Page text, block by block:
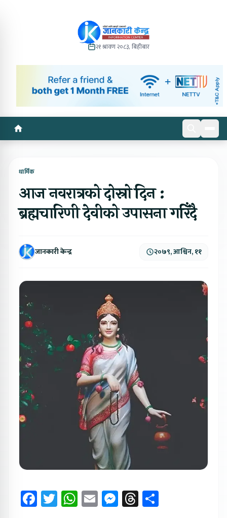
२१ श्रावण २०८३, बिहीबार
धार्मिक
आज नवरात्रको दोस्रो दिन :
ब्रह्मचारिणी देवीको उपासना गरिँदै
जानकारी केन्द्र २०७९, आश्विन, ११
Facebook
Twitter
WhatsApp
EmailMessenger
Threads